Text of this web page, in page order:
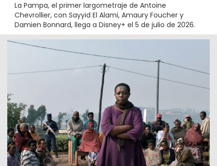
La Pampa, el primer largometraje de Antoine
Chevrollier, con Sayyid El Alami, Amaury Foucher y
Damien Bonnard, llega a Disney+ el 5 de julio de 2026.